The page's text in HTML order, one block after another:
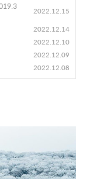
2022.12.15
2022.12.14
2022.12.10
2022.12.09
2022.12.08